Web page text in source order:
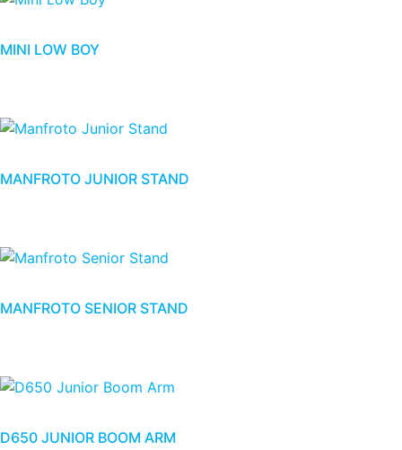
MINI LOW BOY
MANFROTO JUNIOR STAND
MANFROTO SENIOR STAND
D650 JUNIOR BOOM ARM